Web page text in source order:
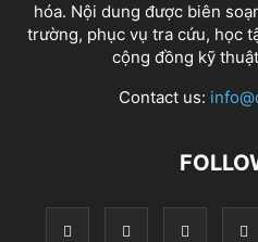
hóa. Nội dung được biên
trường, phục vụ tra cứu, học
cộng đồng kỹ
Contact us: